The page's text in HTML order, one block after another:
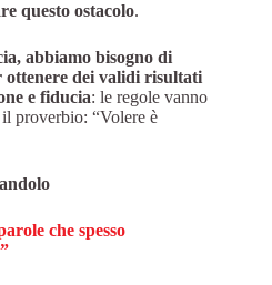
questo ostacolo.
abbiamo bisogno di
ottenere dei validi risultati
e fiducia: le regole vanno
proverbio: “Volere è
che spesso